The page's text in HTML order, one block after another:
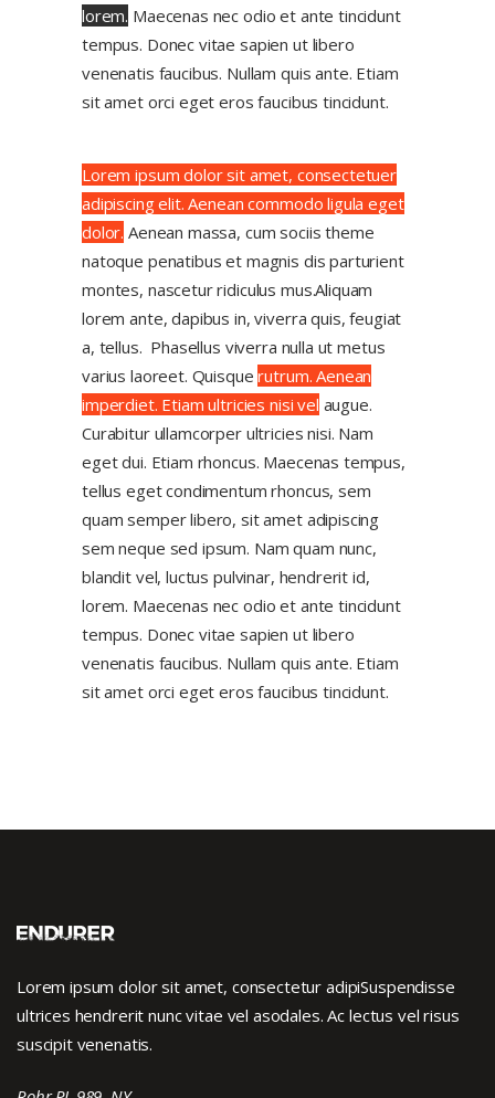
lorem. Maecenas nec odio et ante tincidunt
tempus. Donec vitae sapien ut libero
venenatis faucibus. Nullam quis ante. Etiam
sit amet orci eget eros faucibus tincidunt.
Lorem ipsum dolor sit amet, consectetuer
adipiscing elit. Aenean commodo ligula eget
dolor. Aenean massa, cum sociis theme
natoque penatibus et magnis dis parturient
montes, nascetur ridiculus mus.Aliquam
lorem ante, dapibus in, viverra quis, feugiat
a, tellus. Phasellus viverra nulla ut metus
varius laoreet. Quisquerutrum. Aenean
imperdiet. Etiam ultricies nisi vel augue.
Curabitur ullamcorper ultricies nisi. Nam
eget dui. Etiam rhoncus. Maecenas tempus,
tellus eget condimentum rhoncus, sem
quam semper libero, sit amet adipiscing
sem neque sed ipsum. Nam quam nunc,
blandit vel, luctus pulvinar, hendrerit id,
lorem. Maecenas nec odio et ante tincidunt
tempus. Donec vitae sapien ut libero
venenatis faucibus. Nullam quis ante. Etiam
sit amet orci eget eros faucibus tincidunt.
Lorem ipsum dolor sit amet, consectetur adipiSuspendisse
ultrices hendrerit nunc vitae vel asodales. Ac lectus vel risus
suscipit venenatis.